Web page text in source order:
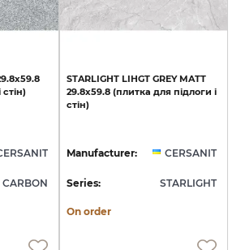
стін)
CARBON
STARLIGHT LIHGT GREY MATT
29.8х59.8 (плитка для підлоги і
стін)
Manufacturer: CERSANIT
Series: STARLIGHT
On order